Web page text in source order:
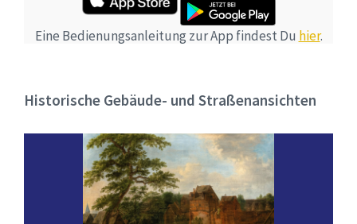
Eine Bedienungsanleitung zur App findest Du hier.
Historische Gebäude- und Straßenansichten